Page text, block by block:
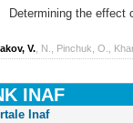
Determining the effect
V. , N., Pinchuk, O.,
INAF
Inaf